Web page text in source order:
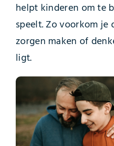
helpt kinderen om te
speelt. Zo voorkom je
zorgen maken of
ligt.